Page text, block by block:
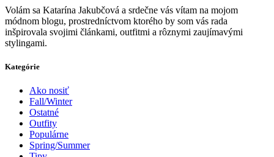
Volám sa Katarína Jakubčová a srdečne vás vítam na mojom
módnom blogu, prostredníctvom ktorého by som vás rada
inšpirovala svojimi článkami, outfitmi a rôznymi zaujímavými
stylingami.
Kategórie
Ako nosiť
Fall/Winter
Ostatné
Outfity
Populárne
Spring/Summer